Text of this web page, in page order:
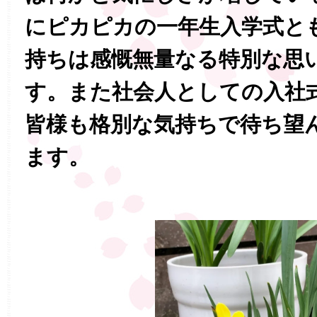
にピカピカの一年生入学式と
持ちは感慨無量なる特別な思
す。また社会人としての入社
皆様も格別な気持ちで待ち望
ます。